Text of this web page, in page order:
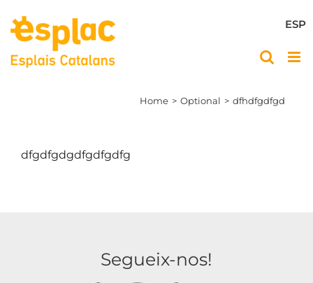
content
ESP
Home Optional dfhdfgdfgd
dfgdfgdgdfgdfgdfg
Segueix-nos!